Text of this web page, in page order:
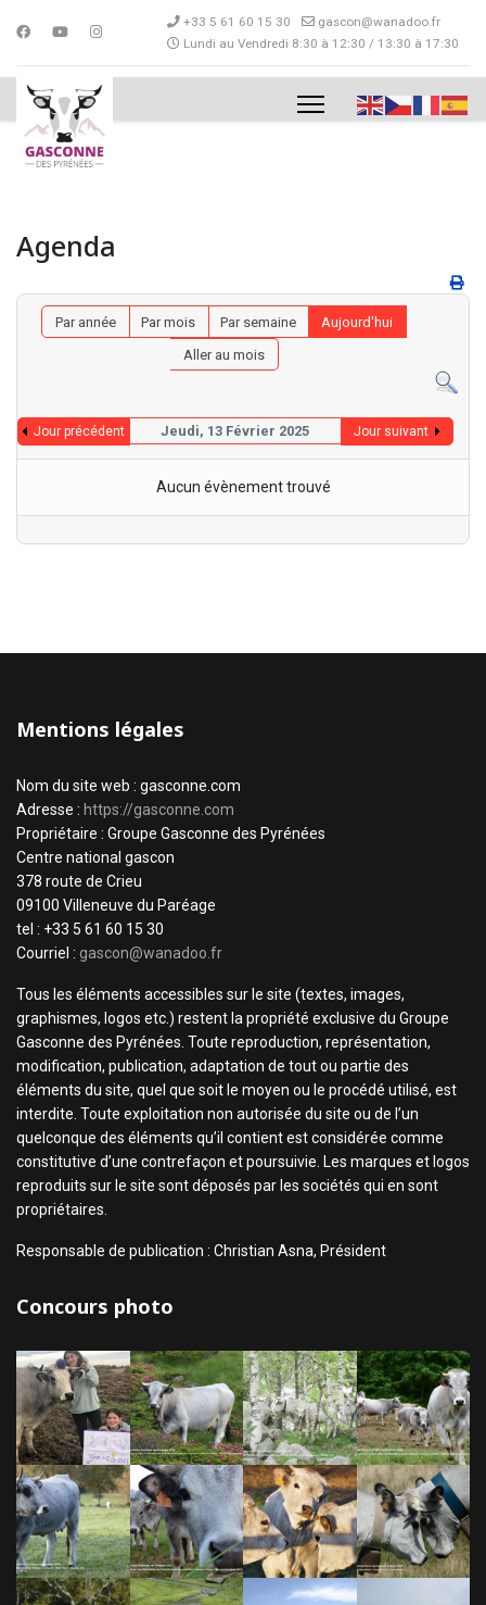
+33 5 61 60 15 30
gascon@wanadoo.fr
Lundi au Vendredi 8:30 à 12:30 / 13:30 à 17:30
Agenda
Par année Par mois Par semaine
Aujourd'hui
Aller au mois
Jour précédent Jeudi, 13 Février 2025 Jour suivant
Aucun évènement trouvé
Mentions légales
Nom du site web : gasconne.com
Adresse : https://gasconne.com
Propriétaire : Groupe Gasconne des Pyrénées
Centre national gascon
378 route de Crieu
09100 Villeneuve du Paréage
tel : +33 5 61 60 15 30
Courriel : gascon@wanadoo.fr
Tous les éléments accessibles sur le site (textes, images,
graphismes, logos etc.) restent la propriété exclusive du Groupe
Gasconne des Pyrénées. Toute reproduction, représentation,
modification, publication, adaptation de tout ou partie des
éléments du site, quel que soit le moyen ou le procédé utilisé, est
interdite. Toute exploitation non autorisée du site ou de l’un
quelconque des éléments qu’il contient est considérée comme
constitutive d’une contrefaçon et poursuivie. Les marques et logos
reproduits sur le site sont déposés par les sociétés qui en sont
propriétaires.
Responsable de publication : Christian Asna, Président
Concours photo